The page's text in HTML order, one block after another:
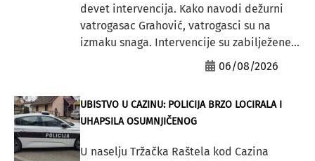
devet intervencija. Kako navodi dežurni
vatrogasac Grahović, vatrogasci su na
izmaku snaga. Intervencije su zabilježene...
06/08/2026
UBISTVO U CAZINU: POLICIJA BRZO LOCIRALA I
UHAPSILA OSUMNJIČENOG
U naselju Tržačka Raštela kod Cazina